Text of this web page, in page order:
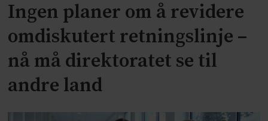
Ingen planer om å revidere
omdiskutert retningslinje –
nå må direktoratet se til
andre land